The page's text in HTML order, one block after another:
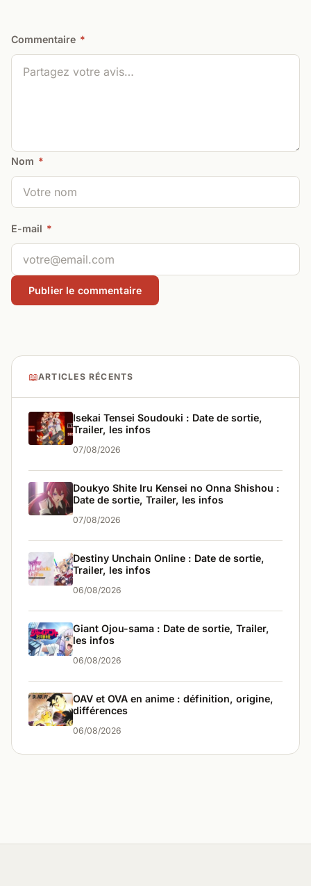
Commentaire *
Nom *
E-mail *
📖ARTICLES RÉCENTS
Isekai Tensei Soudouki : Date de sortie,
Trailer, les infos
07/08/2026
Doukyo Shite Iru Kensei no Onna Shishou :
Date de sortie, Trailer, les infos
07/08/2026
Destiny Unchain Online : Date de sortie,
Trailer, les infos
06/08/2026
Giant Ojou-sama : Date de sortie, Trailer,
les infos
06/08/2026
OAV et OVA en anime : définition, origine,
différences
06/08/2026